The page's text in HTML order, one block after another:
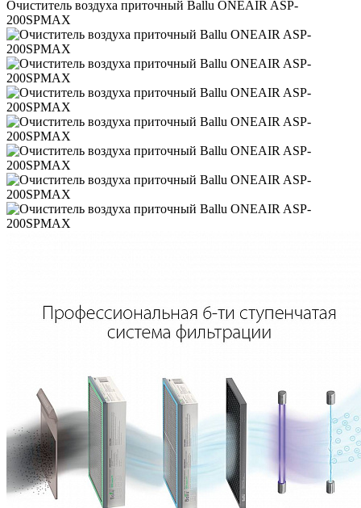
Очиститель воздуха приточный Ballu ONEAIR ASP-
200SPMAX